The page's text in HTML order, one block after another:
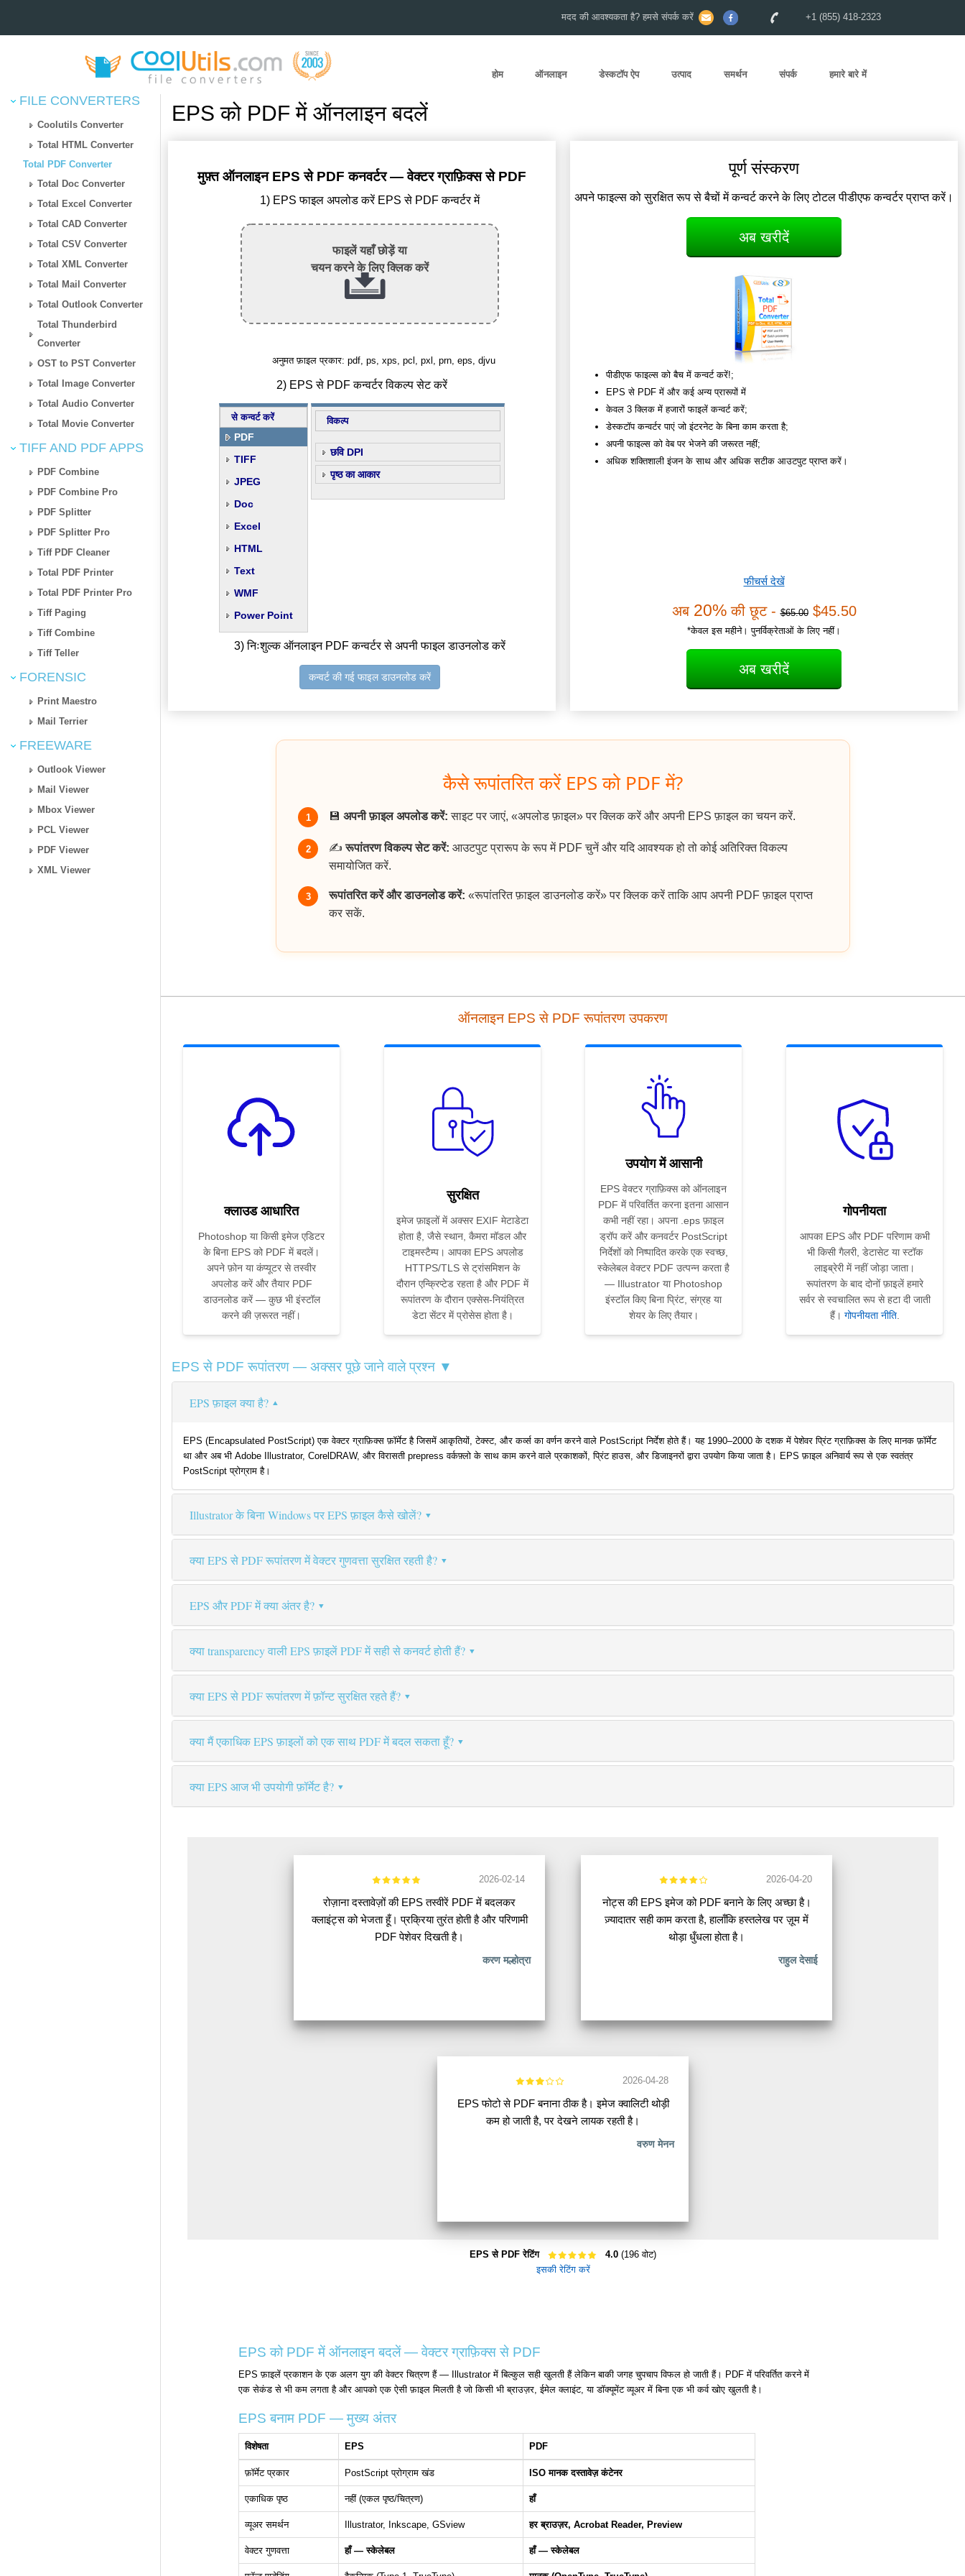
मदद की आवश्यकता है? हमसे संपर्क करें +1 (855) 418-2323
होम ऑनलाइन डेस्कटॉप ऐप उत्पाद समर्थन संपर्क हमारे बारे में
FILE CONVERTERS
Coolutils Converter
Total HTML Converter
Total PDF Converter
Total Doc Converter
Total Excel Converter
Total CAD Converter
Total CSV Converter
Total XML Converter
Total Mail Converter
Total Outlook Converter
Total Thunderbird
Converter
OST to PST Converter
Total Image Converter
Total Audio Converter
Total Movie Converter
TIFF AND PDF APPS
PDF Combine
PDF Combine Pro
PDF Splitter
PDF Splitter Pro
Tiff PDF Cleaner
Total PDF Printer
Total PDF Printer Pro
Tiff Paging
Tiff Combine
Tiff Teller
FORENSIC
Print Maestro
Mail Terrier
FREEWARE
Outlook Viewer
Mail Viewer
Mbox Viewer
PCL Viewer
PDF Viewer
XML Viewer
EPS को PDF में ऑनलाइन बदलें
मुफ़्त ऑनलाइन EPS से PDF कनवर्टर — वेक्टर ग्राफ़िक्स से PDF
1) EPS फाइल अपलोड करें EPS से PDF कन्वर्टर में
फाइलें यहाँ छोड़ें या
चयन करने के लिए क्लिक करें
अनुमत फ़ाइल प्रकार: pdf, ps, xps, pcl, pxl, prn, eps, djvu
2) EPS से PDF कन्वर्टर विकल्प सेट करें
से कन्वर्ट करें
PDF
TIFF
JPEG
Doc
Excel
HTML
Text
WMF
Power Point
विकल्प
छवि DPI
पृष्ठ का आकार
3) निःशुल्क ऑनलाइन PDF कन्वर्टर से अपनी फाइल डाउनलोड करें
कन्वर्ट की गई फाइल डाउनलोड करें
पूर्ण संस्करण
अपने फाइल्स को सुरक्षित रूप से बैचों में कन्वर्ट करने के लिए टोटल पीडीएफ कन्वर्टर प्राप्त करें।
अब खरीदें
पीडीएफ फाइल्स को बैच में कन्वर्ट करें!;
EPS से PDF में और कई अन्य प्रारूपों में
केवल 3 क्लिक में हजारों फाइलें कन्वर्ट करें;
डेस्कटॉप कन्वर्टर पाएं जो इंटरनेट के बिना काम करता है;
अपनी फाइल्स को वेब पर भेजने की जरूरत नहीं;
अधिक शक्तिशाली इंजन के साथ और अधिक सटीक आउटपुट प्राप्त करें।
फीचर्स देखें
अब 20%की छूट -$65.00$45.50
*केवल इस महीने। पुनर्विक्रेताओं के लिए नहीं।
अब खरीदें
कैसे रूपांतरित करें EPS को PDF में?
1 💾 अपनी फ़ाइल अपलोड करें: साइट पर जाएं, «अपलोड फ़ाइल» पर क्लिक करें और अपनी EPS फ़ाइल का चयन करें.
2 ✍️रूपांतरण विकल्प सेट करें: आउटपुट प्रारूप के रूप में PDF चुनें और यदि आवश्यक हो तो कोई अतिरिक्त विकल्प
समायोजित करें.
3 रूपांतरित करें और डाउनलोड करें: «रूपांतरित फ़ाइल डाउनलोड करें» पर क्लिक करें ताकि आप अपनी PDF फ़ाइल प्राप्त
कर सकें.
ऑनलाइन EPS से PDF रूपांतरण उपकरण
क्लाउड आधारित
Photoshop या किसी इमेज एडिटर
के बिना EPS को PDF में बदलें।
अपने फ़ोन या कंप्यूटर से तस्वीर
अपलोड करें और तैयार PDF
डाउनलोड करें — कुछ भी इंस्टॉल
करने की ज़रूरत नहीं।
सुरक्षित
इमेज फ़ाइलों में अक्सर EXIF मेटाडेटा
होता है, जैसे स्थान, कैमरा मॉडल और
टाइमस्टैम्प। आपका EPS अपलोड
HTTPS/TLS से ट्रांसमिशन के
दौरान एन्क्रिप्टेड रहता है और PDF में
रूपांतरण के दौरान एक्सेस-नियंत्रित
डेटा सेंटर में प्रोसेस होता है।
उपयोग में आसानी
EPS वेक्टर ग्राफ़िक्स को ऑनलाइन
PDF में परिवर्तित करना इतना आसान
कभी नहीं रहा। अपना .eps फ़ाइल
ड्रॉप करें और कनवर्टर PostScript
निर्देशों को निष्पादित करके एक स्वच्छ,
स्केलेबल वेक्टर PDF उत्पन्न करता है
— Illustrator या Photoshop
इंस्टॉल किए बिना प्रिंट, संग्रह या
शेयर के लिए तैयार।
गोपनीयता
आपका EPS और PDF परिणाम कभी
भी किसी गैलरी, डेटासेट या स्टॉक
लाइब्रेरी में नहीं जोड़ा जाता।
रूपांतरण के बाद दोनों फ़ाइलें हमारे
सर्वर से स्वचालित रूप से हटा दी जाती
हैं। गोपनीयता नीति.
EPS से PDF रूपांतरण — अक्सर पूछे जाने वाले प्रश्न ▼
EPS फ़ाइल क्या है?
EPS (Encapsulated PostScript) एक वेक्टर ग्राफ़िक्स फ़ॉर्मेट है जिसमें आकृतियों, टेक्स्ट, और कर्व्स का वर्णन करने वाले PostScript निर्देश होते हैं। यह 1990–2000 के दशक में पेशेवर प्रिंट ग्राफ़िक्स के लिए मानक फ़ॉर्मेट
था और अब भी Adobe Illustrator, CorelDRAW, और विरासती prepress वर्कफ़्लो के साथ काम करने वाले प्रकाशकों, प्रिंट हाउस, और डिजाइनरों द्वारा उपयोग किया जाता है। EPS फ़ाइल अनिवार्य रूप से एक स्वतंत्र
PostScript प्रोग्राम है।
Illustrator के बिना Windows पर EPS फ़ाइल कैसे खोलें?
क्या EPS से PDF रूपांतरण में वेक्टर गुणवत्ता सुरक्षित रहती है?
EPS और PDF में क्या अंतर है?
क्या transparency वाली EPS फ़ाइलें PDF में सही से कनवर्ट होती हैं?
क्या EPS से PDF रूपांतरण में फ़ॉन्ट सुरक्षित रहते हैं?
क्या मैं एकाधिक EPS फ़ाइलों को एक साथ PDF में बदल सकता हूँ?
क्या EPS आज भी उपयोगी फ़ॉर्मेट है?
2026-02-14
रोज़ाना दस्तावेज़ों की EPS तस्वीरें PDF में बदलकर
क्लाइंट्स को भेजता हूँ। प्रक्रिया तुरंत होती है और परिणामी
PDF पेशेवर दिखती है।
करण मल्होत्रा
2026-04-20
नोट्स की EPS इमेज को PDF बनाने के लिए अच्छा है।
ज़्यादातर सही काम करता है, हालाँकि हस्तलेख पर ज़ूम में
थोड़ा धुँधला होता है।
राहुल देसाई
2026-04-28
EPS फोटो से PDF बनाना ठीक है। इमेज क्वालिटी थोड़ी
कम हो जाती है, पर देखने लायक रहती है।
वरुण मेनन
EPS से PDF रेटिंग 4.0 (196 वोट)
इसकी रेटिंग करें
EPS को PDF में ऑनलाइन बदलें — वेक्टर ग्राफ़िक्स से PDF
EPS फ़ाइलें प्रकाशन के एक अलग युग की वेक्टर चित्रण हैं — Illustrator में बिल्कुल सही खुलती हैं लेकिन बाकी जगह चुपचाप विफल हो जाती हैं। PDF में परिवर्तित करने में
एक सेकंड से भी कम लगता है और आपको एक ऐसी फ़ाइल मिलती है जो किसी भी ब्राउज़र, ईमेल क्लाइंट, या डॉक्यूमेंट व्यूअर में बिना एक भी कर्व खोए खुलती है।
EPS बनाम PDF — मुख्य अंतर
विशेषता EPS PDF
फ़ॉर्मेट प्रकार PostScript प्रोग्राम खंड ISO मानक दस्तावेज़ कंटेनर
एकाधिक पृष्ठ नहीं (एकल पृष्ठ/चित्रण) हाँ
व्यूअर समर्थन Illustrator, Inkscape, GSview हर ब्राउज़र, Acrobat Reader, Preview
वेक्टर गुणवत्ता हाँ — स्केलेबल हाँ — स्केलेबल